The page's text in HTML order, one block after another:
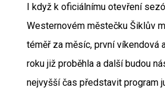
I když k oficiálnímu otevření
Westernovém městečku Šiklův
téměř za měsíc, první víkendová
roku již proběhla a další budou
nejvyšší čas představit program